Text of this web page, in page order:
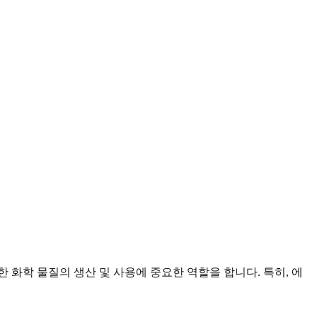
학 물질의 생산 및 사용에 중요한 역할을 합니다. 특히, 에